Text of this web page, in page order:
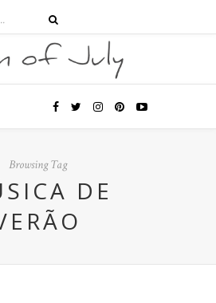
Browsing Tag
DE